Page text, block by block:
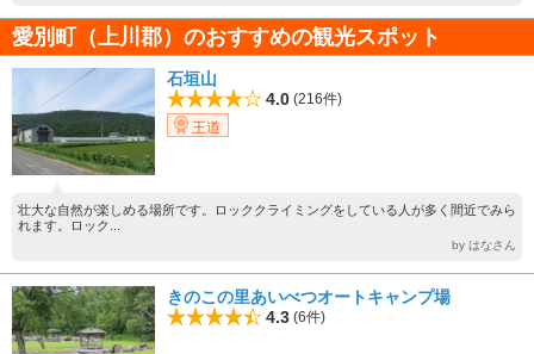
愛別町（上川郡）のおすすめの観光スポット
石垣山
4.0 (216件)
王道
壮大な自然が楽しめる場所です。ロッククライミングをしている人が多く間近でみら
れます。ロック...
by はなさん
きのこの里あいべつオートキャンプ場
4.3 (6件)